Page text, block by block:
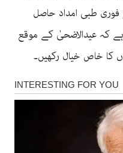
طبی امداد حاصل
کہ عیدالاضحیٰ کے موقع
کا خاص خیال رکھیں۔